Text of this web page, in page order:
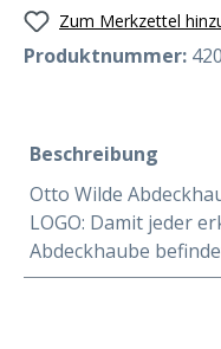
Zum Merkzettel
Produktnummer:
Beschreibung
Otto Wilde
LOGO: Damit jeder
Abdeckhaube